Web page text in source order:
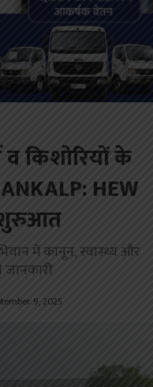
किशोरियों के
HEW
शुरुआत
में कानून, स्वास्थ्य और
9, 2025